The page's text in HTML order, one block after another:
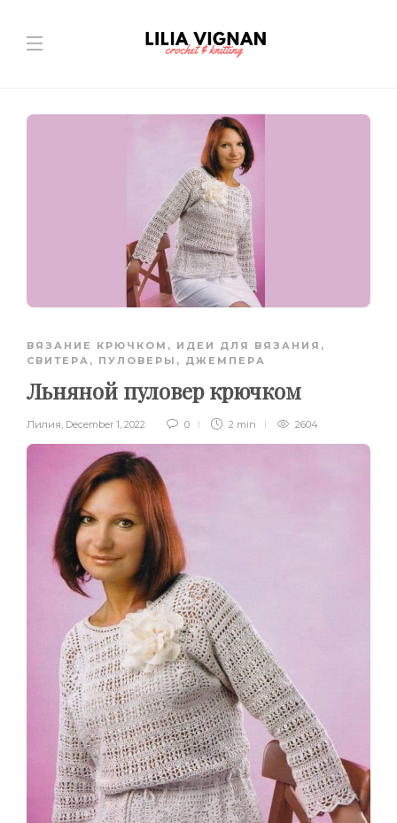
ВЯЗАНИЕ КРЮЧКОМ , ИДЕИ ДЛЯ ВЯЗАНИЯ ,
СВИТЕРА, ПУЛОВЕРЫ, ДЖЕМПЕРА
Льняной пуловер крючком
Лилия, December 1, 2022 0 2 min 2604